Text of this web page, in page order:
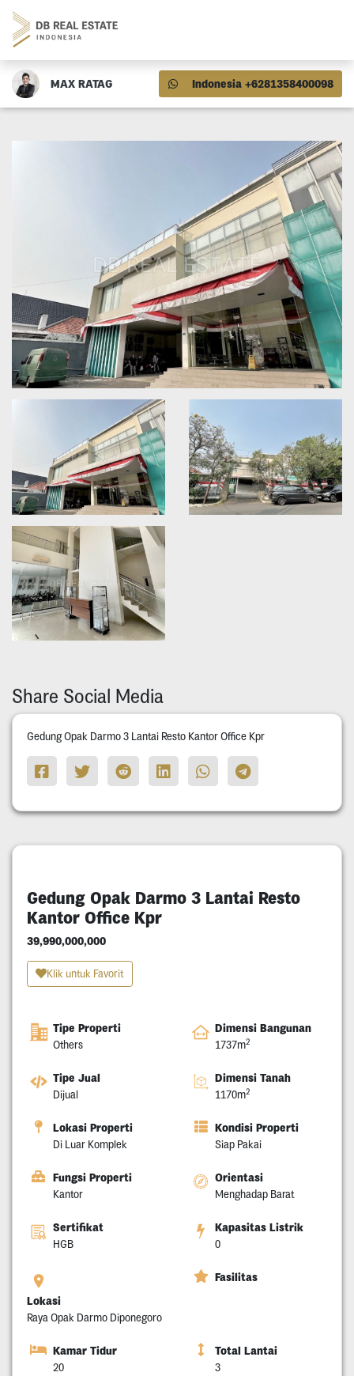
MAX RATAG Indonesia +6281358400098
Share Social Media
Gedung Opak Darmo 3 Lantai Resto Kantor Office Kpr
Gedung Opak Darmo 3 Lantai Resto
Kantor Office Kpr
39,990,000,000
Klik untuk Favorit
Tipe Properti
Others
Dimensi Bangunan
1737m2
Tipe Jual
Dijual
Dimensi Tanah
1170m2
Lokasi Properti
Di Luar Komplek
Kondisi Properti
Siap Pakai
Fungsi Properti
Kantor
Orientasi
Menghadap Barat
Sertifikat
HGB
Kapasitas Listrik
0
Lokasi
Raya Opak Darmo Diponegoro
Fasilitas
Kamar Tidur
20
Total Lantai
3